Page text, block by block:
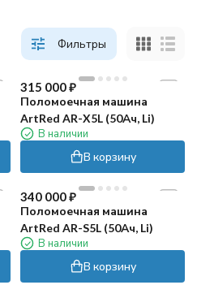
Фильтры
315 000₽
Поломоечная машина
ArtRed AR-X5L (50Ач, Li)
В наличии
В корзину
340 000₽
Поломоечная машина
ArtRed AR-S5L (50Ач, Li)
В наличии
В корзину